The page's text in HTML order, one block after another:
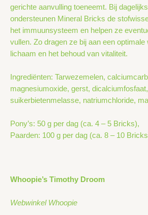
gerichte aanvulling toeneemt. Bij
ondersteunen Mineral Bricks de
het immuunsysteem en helpen ze
vullen. Zo dragen ze bij aan een optimale
lichaam en het behoud van vitaliteit.
Ingrediënten: Tarwezemelen,
magnesiumoxide, gerst, dicalciumfosfaat,
suikerbietenmelasse, natriumchloride,
Pony’s: 50 g per dag (ca. 4 – 5 Bricks),
Paarden: 100 g per dag (ca. 8 – 10
Whoopie’s Timothy Droom
Webwinkel Whoopie